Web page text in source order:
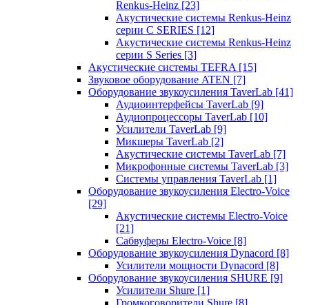
Renkus-Heinz [23]
Акустические системы Renkus-Heinz
серии C SERIES [12]
Акустические системы Renkus-Heinz
серии S Series [3]
Акустические системы TEFRA [15]
Звуковое оборудование ATEN [7]
Оборудование звукоусиления TaverLab [41]
Аудиоинтерфейсы TaverLab [9]
Аудиопроцессоры TaverLab [10]
Усилители TaverLab [9]
Микшеры TaverLab [2]
Акустические системы TaverLab [7]
Микрофонные системы TaverLab [3]
Системы управления TaverLab [1]
Оборудование звукоусиления Electro-Voice
[29]
Акустические системы Electro-Voice
[21]
Сабвуферы Electro-Voice [8]
Оборудование звукоусиления Dynacord [8]
Усилители мощности Dynacord [8]
Оборудование звукоусиления SHURE [9]
Усилители Shure [1]
Громкоговорители Shure [8]